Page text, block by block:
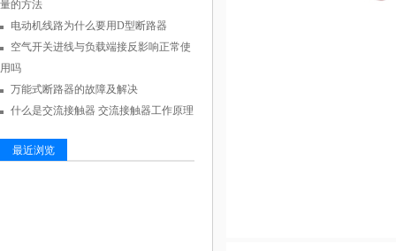
量的方法
电动机线路为什么要用D型断路器
空气开关进线与负载端接反影响正常使
用吗
万能式断路器的故障及解决
什么是交流接触器 交流接触器工作原理
最近浏览